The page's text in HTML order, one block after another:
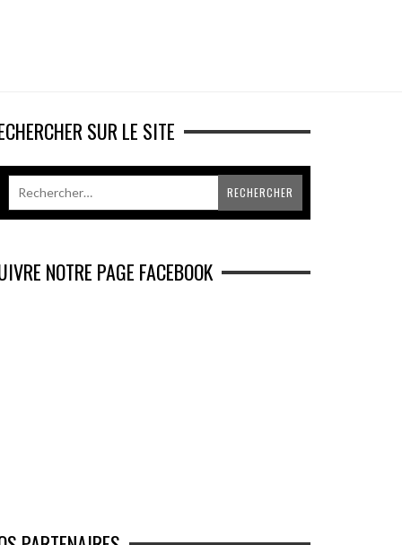
SUR LE SITE
NOTRE PAGE FACEBOOK